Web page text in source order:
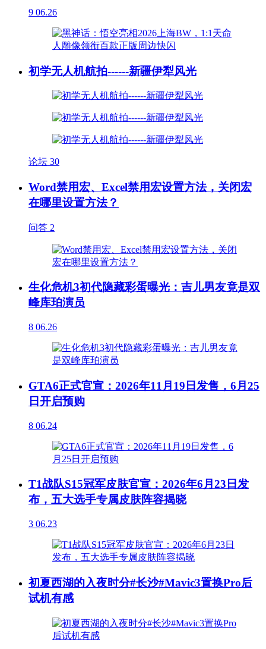
9 06.26
初学无人机航拍------新疆伊犁风光
论坛 30
Word禁用宏、Excel禁用宏设置方法，关闭宏
在哪里设置方法？
问答 2
生化危机3初代隐藏彩蛋曝光：吉儿男友竟是双
峰库珀演员
8 06.26
GTA6正式官宣：2026年11月19日发售，6月25
日开启预购
8 06.24
T1战队S15冠军皮肤官宣：2026年6月23日发
布，五大选手专属皮肤阵容揭晓
3 06.23
初夏西湖的入夜时分#长沙#Mavic3置换Pro后
试机有感